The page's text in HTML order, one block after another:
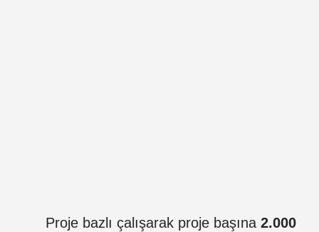
Proje bazlı çalışarak proje başına 2.000